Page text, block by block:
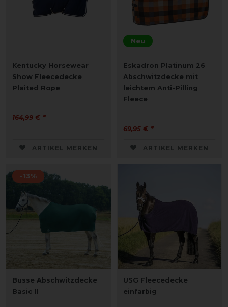
Kentucky Horsewear
Show Fleecedecke
Plaited Rope
164,99 € *
ARTIKEL MERKEN
Neu
Eskadron Platinum 26
Abschwitzdecke mit
leichtem Anti-Pilling
Fleece
69,95 € *
ARTIKEL MERKEN
-13%
Busse Abschwitzdecke
Basic II
USG Fleecedecke
einfarbig